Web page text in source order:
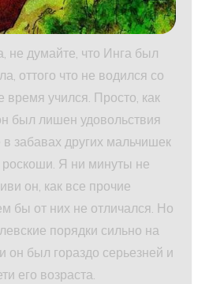
не думайте, что Инга был
оттого что не водился со
время учился. Просто, как
был лишен удовольствия
забавах других мальчишек
Я ни минуты не
он, как все прочие
бы от них не отличался. Но
порядки сильно на
он был гораздо серьезней и
его возраста.